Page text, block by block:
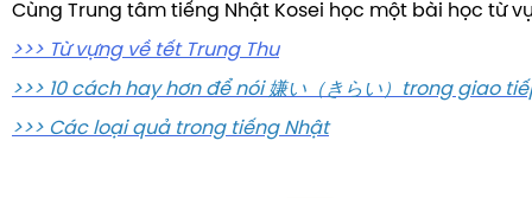
Cùng Trung tâm tiếng Nhật Kosei học một bài học từ
>>> Từ vựng về tết Trung Thu
>>> 10 cách hay hơn để nói 嫌い（きらい）trong giao
>>> Các loại quả trong tiếng Nhật